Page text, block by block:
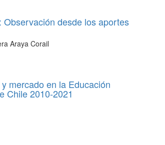
desde los aportes
Araya Corail
mercado en la Educación
Chile 2010-2021